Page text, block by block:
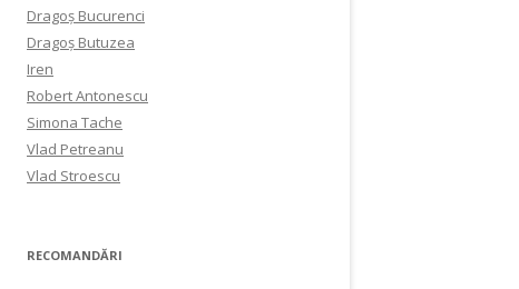
Dragoș Bucurenci
Dragoș Butuzea
Iren
Robert Antonescu
Simona Tache
Vlad Petreanu
Vlad Stroescu
RECOMANDĂRI